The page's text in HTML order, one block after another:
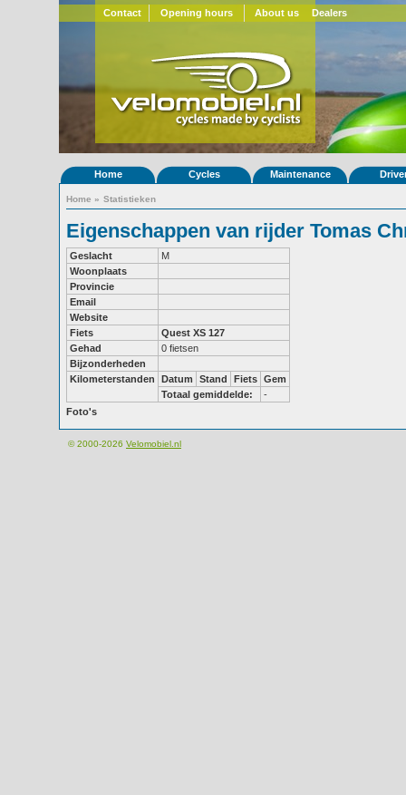
Contact Opening hours About us Dealers
Home Cycles Maintenance
Home » Statistieken
Eigenschappen van rijder Tomas
Geslacht
M
Woonplaats
Provincie
Email
Website
Fiets
Quest XS 127
Gehad
0 fietsen
Bijzonderheden
Kilometerstanden
Datum Stand Fiets Gem
Totaal gemiddelde:
-
Foto's
© 2000-2026 Velomobiel.nl